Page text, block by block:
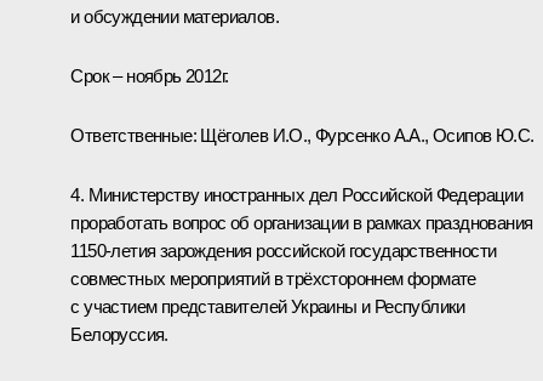
и обсуждении материалов.
Срок – ноябрь 2012г.
Ответственные: Щёголев И.О., Фурсенко А.А., Осипов Ю.С.
4. Министерству иностранных дел Российской Федерации
проработать вопрос об организации в рамках празднования
1150-летия зарождения российской государственности
совместных мероприятий в трёхстороннем формате
с участием представителей Украины и Республики
Белоруссия.